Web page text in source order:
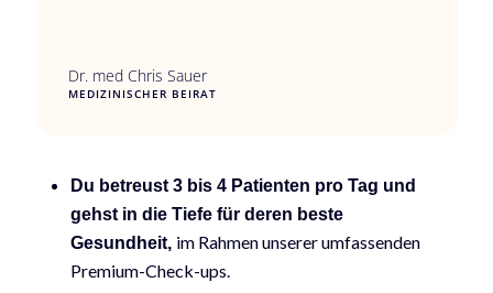
Dr. med Chris Sauer
MEDIZINISCHER BEIRAT
Du betreust 3 bis 4 Patienten pro Tag und
gehst in die Tiefe für deren beste
Gesundheit, im Rahmen unserer umfassenden
Premium-Check-ups.